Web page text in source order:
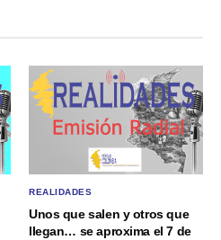
REALIDADES
Unos que salen y otros que
llegan… se aproxima el 7 de